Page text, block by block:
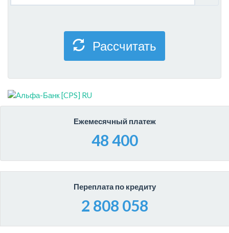
Рассчитать
Ежемесячный платеж
48 400
Переплата по кредиту
2 808 058